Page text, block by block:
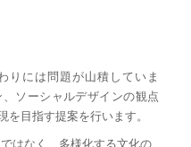
りには問題が山積していま
ソーシャルデザインの観点
目指す提案を行います。
はなく、多様化する文化の